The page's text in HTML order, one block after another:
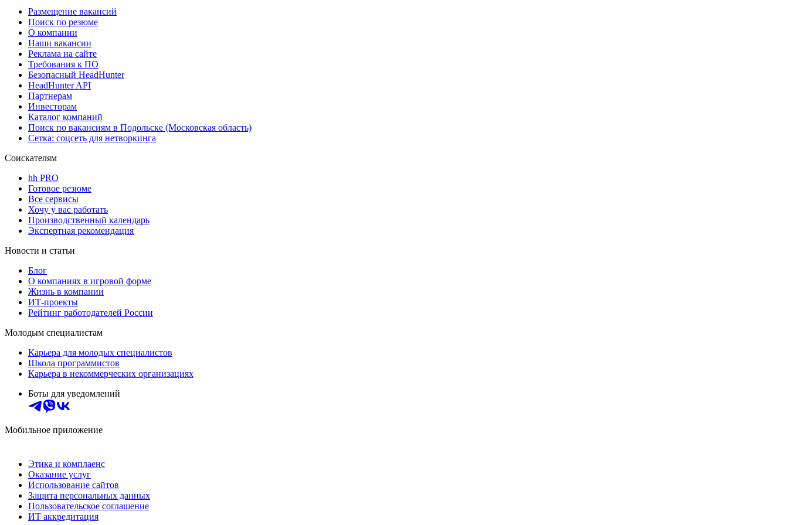
Размещение вакансий
Поиск по резюме
О компании
Наши вакансии
Реклама на сайте
Требования к ПО
Безопасный HeadHunter
HeadHunter API
Партнерам
Инвесторам
Каталог компаний
Поиск по вакансиям в Подольске (Московская область)
Сетка: соцсеть для нетворкинга
Соискателям
hh PRO
Готовое резюме
Все сервисы
Хочу у вас работать
Производственный календарь
Экспертная рекомендация
Новости и статьи
Блог
О компаниях в игровой форме
Жизнь в компании
ИТ-проекты
Рейтинг работодателей России
Молодым специалистам
Карьера для молодых специалистов
Школа программистов
Карьера в некоммерческих организациях
Боты для уведомлений
Мобильное приложение
Этика и комплаенс
Оказание услуг
Использование сайтов
Защита персональных данных
Пользовательское соглашение
ИТ аккредитация